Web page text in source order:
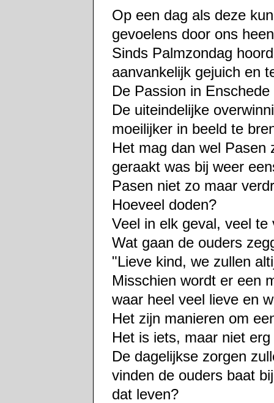
Op een dag als deze
gevoelens door ons
Sinds Palmzondag
aanvankelijk gejuich en
De Passion in
De uiteindelijke
moeilijker in beeld te
Het mag dan wel Pasen
geraakt was bij weer
Pasen niet zo maar
Hoeveel doden?
Veel in elk geval, veel
Wat gaan de ouders
"Lieve kind, we zullen
Misschien wordt er een
waar heel veel lieve en
Het zijn manieren om
Het is iets, maar niet
De dagelijkse zorgen
vinden de ouders baat
dat leven?